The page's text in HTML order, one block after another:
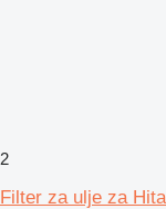
2
Filter za ulje za